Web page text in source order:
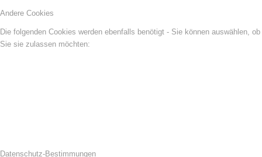
Andere Cookies
Die folgenden Cookies werden ebenfalls benötigt - Sie können auswählen, ob
Sie sie zulassen möchten:
Datenschutz-Bestimmungen